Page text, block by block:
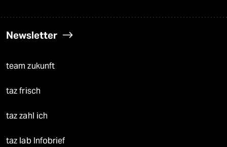
Newsletter
team zukunft
taz frisch
taz zahl ich
taz lab Infobrief